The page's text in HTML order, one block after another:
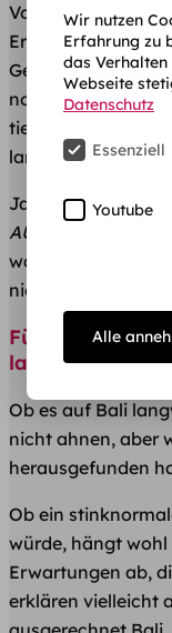
Vorhaben
Erstaunen
Gesichtsausdruck
normalisiert hat
tiefen Falten über
langsam aber
Ja warum
warum gleich
nicht ein
Fünf Monate in
langweilig?
Ob es auf Bali
nicht ahnen, aber
herausgefunden
Ob ein
würde, hängt
Erwartungen ab,
erklären vielleicht
Wir nutzen
Erfahrung zu
das
Webseite
Datenschutz
Essenziell
Youtube
Alle